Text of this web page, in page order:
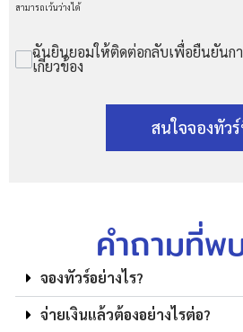
สามารถเว้นว่างได้
ฉันยินยอมให้ติดต่อกลับเพื่อยืนยันก
เกี่ยวข้อง
สนใจจองทัว
คำถามที่พ
จองทัวร์อย่างไร?
จ่ายเงินแล้วต้องอย่างไรต่อ?